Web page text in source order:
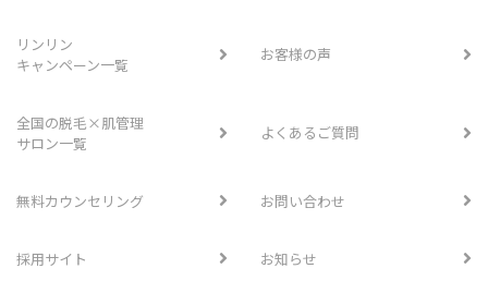
リンリン
キャンペーン一覧
お客様の声
全国の脱毛×肌管理
サロン一覧
よくあるご質問
無料カウンセリング お問い合わせ
採用サイト お知らせ